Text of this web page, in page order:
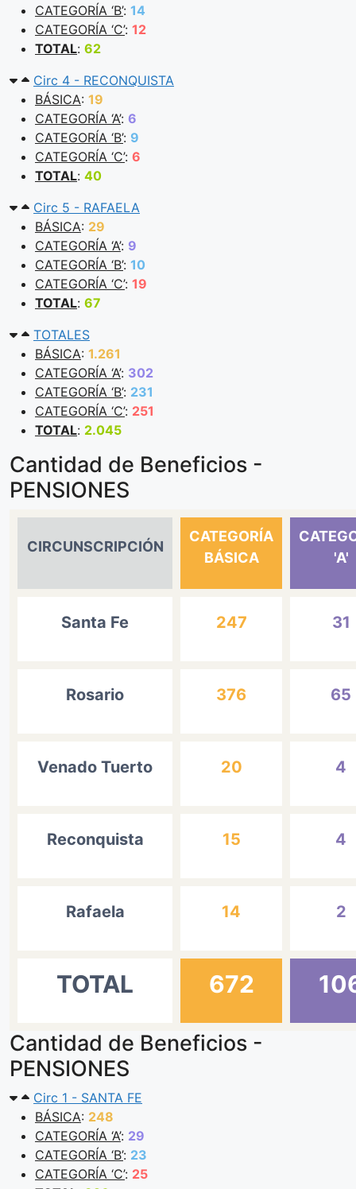
CATEGORÍA ‘B’: 14
CATEGORÍA ‘C’: 12
TOTAL: 62
Circ 4 - RECONQUISTA
BÁSICA: 19
CATEGORÍA ‘A’: 6
CATEGORÍA ‘B’: 9
CATEGORÍA ‘C’: 6
TOTAL: 40
Circ 5 - RAFAELA
BÁSICA: 29
CATEGORÍA ‘A’: 9
CATEGORÍA ‘B’: 10
CATEGORÍA ‘C’: 19
TOTAL: 67
TOTALES
BÁSICA: 1.261
CATEGORÍA ‘A’: 302
CATEGORÍA ‘B’: 231
CATEGORÍA ‘C’: 251
TOTAL: 2.045
Cantidad de Beneficios -
PENSIONES
CIRCUNSCRIPCIÓN
CATEGORÍA
BÁSICA
'A'
Santa Fe 247 31
Rosario 376 65
Venado Tuerto 20 4
Reconquista 15 4
Rafaela 14 2
TOTAL 672
Cantidad de Beneficios -
PENSIONES
Circ 1 - SANTA FE
BÁSICA: 248
CATEGORÍA ‘A’: 29
CATEGORÍA ‘B’: 23
CATEGORÍA ‘C’: 25